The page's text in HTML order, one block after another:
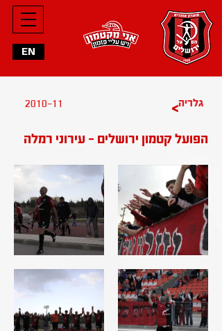
EN
2010-11 >גלריה
הפועל קטמון ירושלים - עירוני רמלה